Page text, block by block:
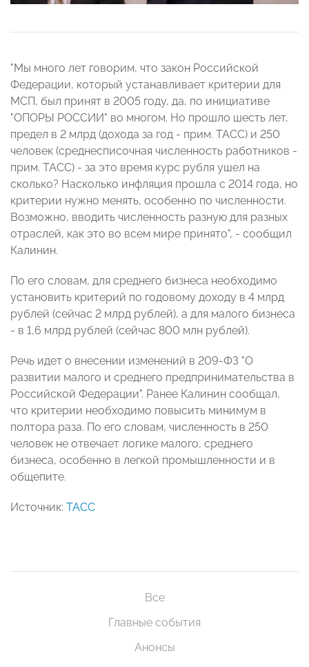
"Мы много лет говорим, что закон Российской
Федерации, который устанавливает критерии для
МСП, был принят в 2005 году, да, по инициативе
"ОПОРЫ РОССИИ" во многом. Но прошло шесть лет,
предел в 2 млрд (дохода за год - прим. ТАСС) и 250
человек (среднесписочная численность работников -
прим. ТАСС) - за это время курс рубля ушел на
сколько? Насколько инфляция прошла с 2014 года, но
критерии нужно менять, особенно по численности.
Возможно, вводить численность разную для разных
отраслей, как это во всем мире принято", - сообщил
Калинин.
По его словам, для среднего бизнеса необходимо
установить критерий по годовому доходу в 4 млрд
рублей (сейчас 2 млрд рублей), а для малого бизнеса
- в 1,6 млрд рублей (сейчас 800 млн рублей).
Речь идет о внесении изменений в 209-ФЗ "О
развитии малого и среднего предпринимательства в
Российской Федерации". Ранее Калинин сообщал,
что критерии необходимо повысить минимум в
полтора раза. По его словам, численность в 250
человек не отвечает логике малого, среднего
бизнеса, особенно в легкой промышленности и в
общепите.
Источник: ТАСС
Все
Главные события
Анонсы